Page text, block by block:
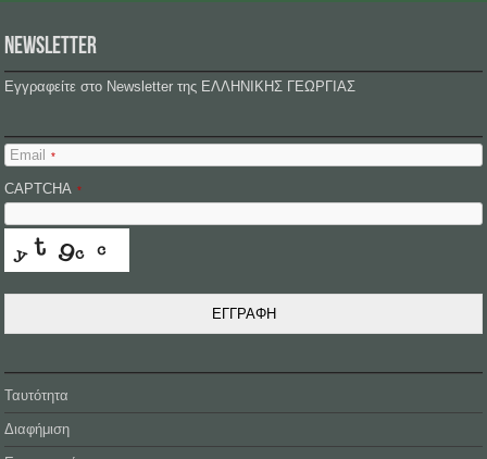
NEWSLETTER
Εγγραφείτε στο Newsletter της ΕΛΛΗΝΙΚΗΣ ΓΕΩΡΓΙΑΣ
Email *
CAPTCHA *
ΕΓΓΡΑΦΗ
Ταυτότητα
Διαφήμιση